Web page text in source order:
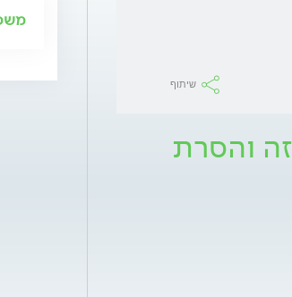
שיתוף
והסרת